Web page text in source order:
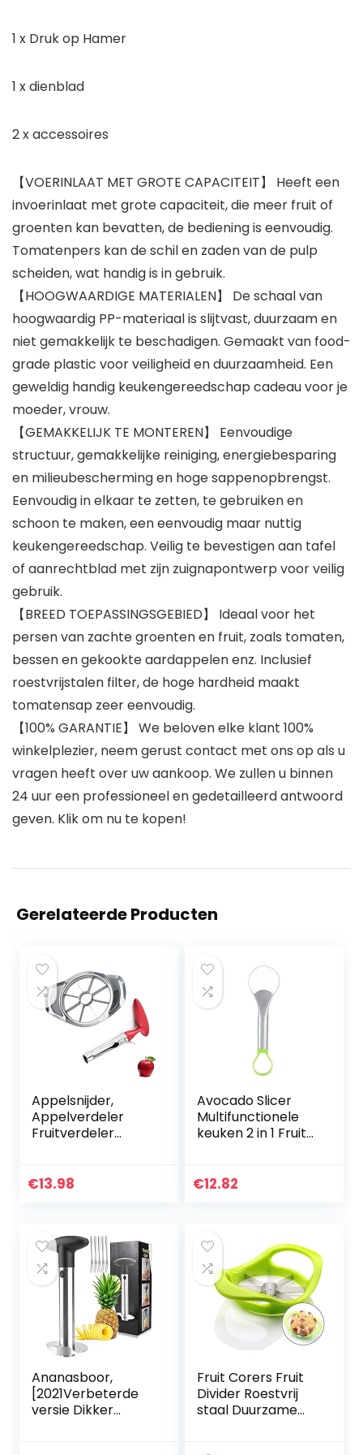
1 x Druk op Hamer
1 x dienblad
2 x accessoires
【VOERINLAAT MET GROTE CAPACITEIT】 Heeft een
invoerinlaat met grote capaciteit, die meer fruit of
groenten kan bevatten, de bediening is eenvoudig.
Tomatenpers kan de schil en zaden van de pulp
scheiden, wat handig is in gebruik.
【HOOGWAARDIGE MATERIALEN】 De schaal van
hoogwaardig PP-materiaal is slijtvast, duurzaam en
niet gemakkelijk te beschadigen. Gemaakt van food-
grade plastic voor veiligheid en duurzaamheid. Een
geweldig handig keukengereedschap cadeau voor je
moeder, vrouw.
【GEMAKKELIJK TE MONTEREN】 Eenvoudige
structuur, gemakkelijke reiniging, energiebesparing
en milieubescherming en hoge sappenopbrengst.
Eenvoudig in elkaar te zetten, te gebruiken en
schoon te maken, een eenvoudig maar nuttig
keukengereedschap. Veilig te bevestigen aan tafel
of aanrechtblad met zijn zuignapontwerp voor veilig
gebruik.
【BREED TOEPASSINGSGEBIED】 Ideaal voor het
persen van zachte groenten en fruit, zoals tomaten,
bessen en gekookte aardappelen enz. Inclusief
roestvrijstalen filter, de hoge hardheid maakt
tomatensap zeer eenvoudig.
【100% GARANTIE】 We beloven elke klant 100%
winkelplezier, neem gerust contact met ons op als u
vragen heeft over uw aankoop. We zullen u binnen
24 uur een professioneel en gedetailleerd antwoord
geven. Klik om nu te kopen!
Gerelateerde Producten
Appelsnijder,
Appelverdeler
Fruitverdeler
en Scherp voor
gemakkelijk
schoon te maken
€13.98
Avocado Slicer
Multifunctionele
keuken 2 in 1 Fruit
Tool Avocado
thuis keuken
€12.82
Ananasboor,
[2021Verbeterde
versie Dikker
Fruit Corers Fruit
Divider Roestvrij
staal Duurzame